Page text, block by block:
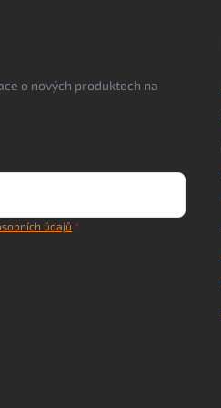
o nových produktech na
údajů